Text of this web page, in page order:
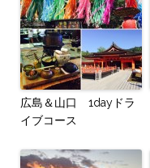
広島＆山口 1dayドラ
イブコース